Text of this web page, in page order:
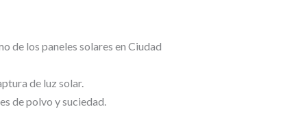
de los paneles solares en Ciudad
de luz solar.
de polvo y suciedad.